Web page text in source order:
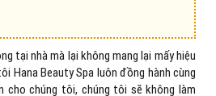
tại nhà mà lại không mang lại mấy hiệu
Hana Beauty Spa luôn đồng hành cùng
cho chúng tôi, chúng tôi sẽ không làm